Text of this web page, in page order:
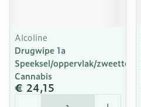
Alcoline
Drugwipe 1a
Speeksel/oppervlak/zweettest
Cannabis
€ 24,15
Aantal